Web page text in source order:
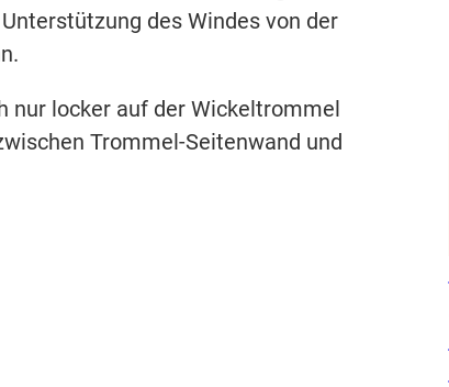
des Windes von der
nur locker auf der Wickeltrommel
Trommel-Seitenwand und